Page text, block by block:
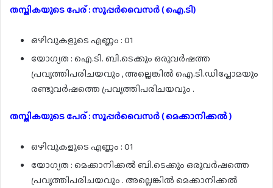
തസ്തികയുടെ പേര് : സൂപ്പർവൈസർ ( ഐ.ടി)
ഒഴിവുകളുടെ എണ്ണം : 01
യോഗ്യത : ഐ.ടി. ബി.ടെക്കും ഒരുവർഷത്ത
പ്രവൃത്തിപരിചയവും , അല്ലെങ്കിൽ ഐ.ടി.ഡിപ്ലോമയും
രണ്ടുവർഷത്തെ പ്രവൃത്തിപരിചയവും .
തസ്തികയുടെ പേര് : സൂപ്പർവൈസർ ( മെക്കാനിക്കൽ )
ഒഴിവുകളുടെ എണ്ണം : 01
യോഗ്യത : മെക്കാനിക്കൽ ബി.ടെക്കും ഒരുവർഷത്തെ
പ്രവൃത്തിപരിചയവും . അല്ലെങ്കിൽ മെക്കാനിക്കൽ